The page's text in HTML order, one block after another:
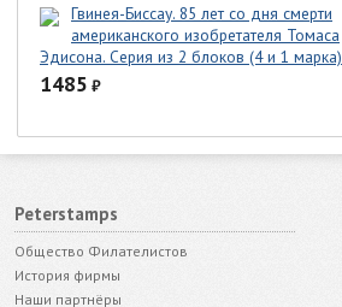
Гвинея-Биссау. 85 лет со дня смерти
американского изобретателя Томаса
Эдисона. Серия из 2 блоков (4 и 1 марка)
1485 ₽
Peterstamps
Общество Филателистов
История фирмы
Наши партнёры